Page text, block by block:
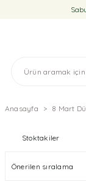
Anasayfa 8 Mart
Stoktakiler